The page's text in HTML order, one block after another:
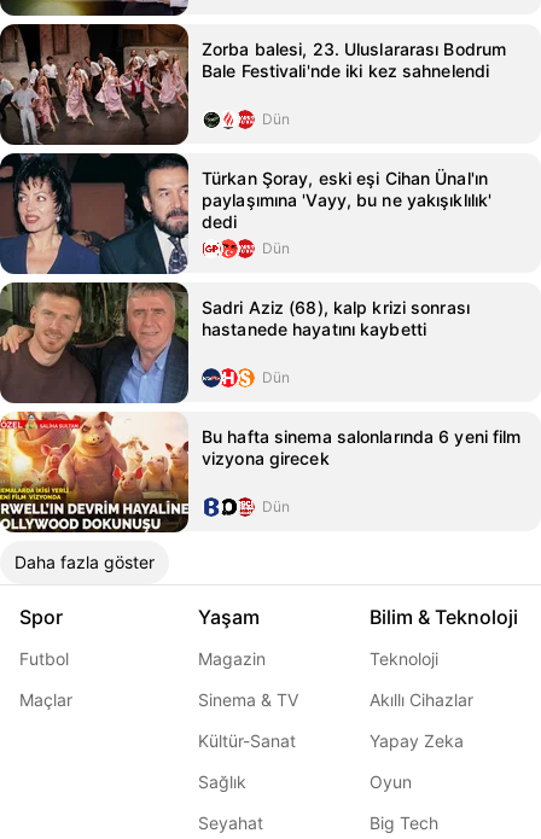
Zorba balesi, 23. Uluslararası Bodrum
Bale Festivali'nde iki kez sahnelendi
Dün
Türkan Şoray, eski eşi Cihan Ünal'ın
paylaşımına 'Vayy, bu ne yakışıklılık'
dedi
Dün
Sadri Aziz (68), kalp krizi sonrası
hastanede hayatını kaybetti
Dün
Bu hafta sinema salonlarında 6 yeni film
vizyona girecek
Dün
Daha fazla göster
Spor
Futbol
Maçlar
Yaşam
Magazin
Sinema & TV
Kültür-Sanat
Sağlık
Seyahat
Bilim & Teknoloji
Teknoloji
Akıllı Cihazlar
Yapay Zeka
Oyun
Big Tech